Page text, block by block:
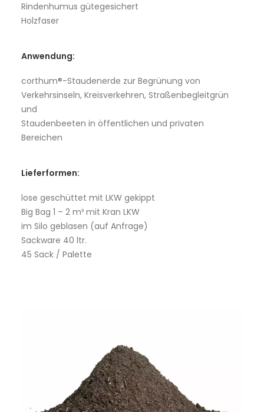
Rindenhumus gütegesichert
Holzfaser
Anwendung:
corthum®-Staudenerde zur Begrünung von
Verkehrsinseln, Kreisverkehren, Straßenbegleitgrün
und
Staudenbeeten in öffentlichen und privaten
Bereichen
Lieferformen:
lose geschüttet mit LKW gekippt
Big Bag 1 – 2 m³ mit Kran LKW
im Silo geblasen (auf Anfrage)
Sackware 40 ltr.
45 Sack / Palette